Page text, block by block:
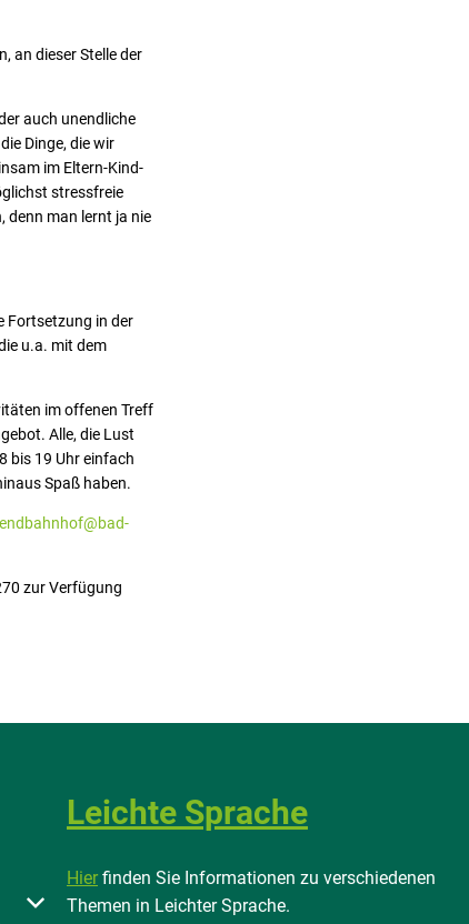
an dieser Stelle der
auch unendliche
Dinge, die wir
im Eltern-Kind-
stressfreie
denn man lernt ja nie
Fortsetzung in der
u.a. mit dem
im offenen Treff
Alle, die Lust
bis 19 Uhr einfach
Spaß haben.
zur Verfügung
Schließzeiten auszublenden
Leichte Sprache
Hier finden Sie Informationen zu verschiedenen
Themen in Leichter Sprache.